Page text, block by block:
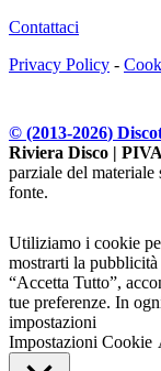
Contattaci
Privacy Policy -
© (2013-2026)
Riviera Disco |
parziale del materiale
fonte.
Utiliziamo i cookie
mostrarti la pubblicità
“Accetta Tutto”,
tue preferenze. In
impostazioni
Impostazioni Cookie